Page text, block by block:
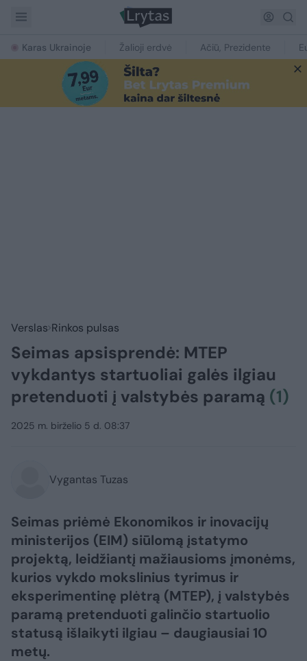
Karas Ukrainoje Žalioji erdvė Ačiū, Prezidente
Verslas Rinkos pulsas
Seimas apsisprendė: MTEP
vykdantys startuoliai galės ilgiau
pretenduoti į valstybės paramą (1)
2025 m. birželio 5 d. 08:37
Vygantas Tuzas
Seimas priėmė Ekonomikos ir inovacijų
ministerijos (EIM) siūlomą įstatymo
projektą, leidžiantį mažiausioms įmonėms,
kurios vykdo mokslinius tyrimus ir
eksperimentinę plėtrą (MTEP), į valstybės
paramą pretenduoti galinčio startuolio
statusą išlaikyti ilgiau – daugiausiai 10
metų.